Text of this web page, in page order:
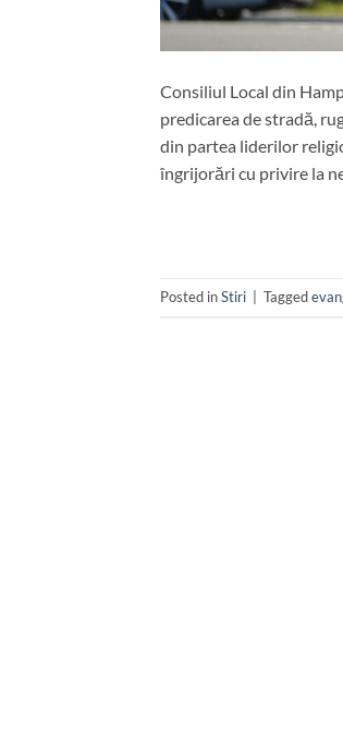
Consiliul Local din
predicarea de stradă,
din partea liderilor
îngrijorări cu privire la
Posted inStiri Tagged